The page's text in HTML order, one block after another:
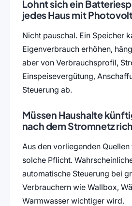
Lohnt sich ein
jedes Haus mit
Nicht pauschal. Ein Speicher
Eigenverbrauch erhöhen,
aber von Verbrauchsprofil,
Einspeisevergütung,
Steuerung ab.
Müssen Haushalte
nach dem Stromnetz
Aus den vorliegenden
solche Pflicht.
automatische Steuerung bei
Verbrauchern wie Wallbox,
Warmwasser wichtiger wird.